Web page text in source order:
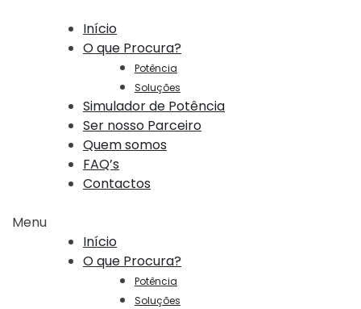
Início
O que Procura?
Potência
Soluções
Simulador de Potência
Ser nosso Parceiro
Quem somos
FAQ’s
Contactos
Menu
Início
O que Procura?
Potência
Soluções